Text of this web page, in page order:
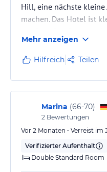
Hill, eine nächste
machen. Das Hotel ist
bestrebt, den Gästen
möglich zu machen.
ausreichend, da man ja
verbringt. Der Blick
Betten sind bequem.
Auswahl ist…
Mehr anzeigen
Hilfreich Teilen
Marina (66-70)
2 Bewertungen
Vor 2 Monaten • Verreist im
Verifizierter Aufenthalt
Double Standard Room